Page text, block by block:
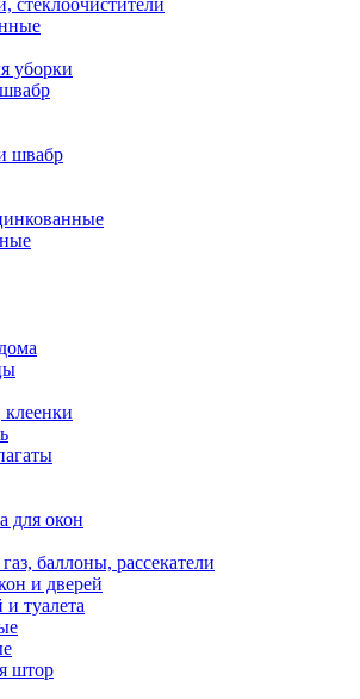
стеклоочистители
уборки
швабр
клеенки
для окон
баллоны, рассекатели
и дверей
туалета
штор